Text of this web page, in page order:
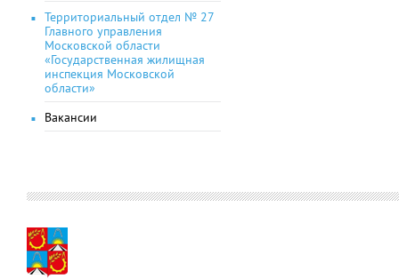
Территориальный отдел № 27
Главного управления
Московской области
«Государственная жилищная
инспекция Московской
области»
Вакансии